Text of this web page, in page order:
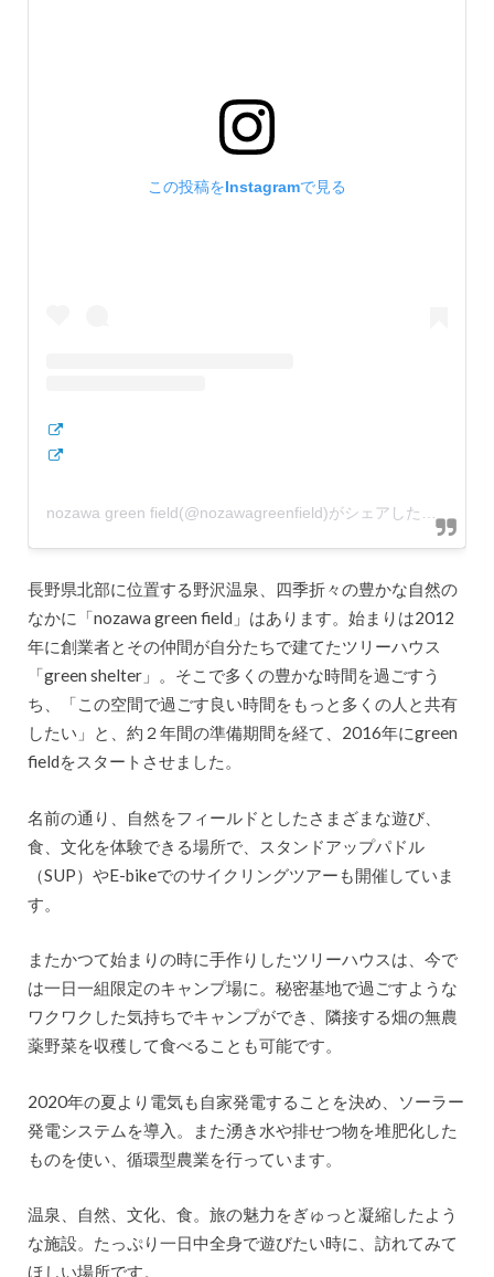
この投稿をInstagramで見る
長野県北部に位置する野沢温泉、四季折々の豊かな自然の
なかに「nozawa green field」はあります。始まりは2012
年に創業者とその仲間が自分たちで建てたツリーハウス
「green shelter」。そこで多くの豊かな時間を過ごすう
ち、「この空間で過ごす良い時間をもっと多くの人と共有
したい」と、約２年間の準備期間を経て、2016年にgreen
fieldをスタートさせました。
名前の通り、自然をフィールドとしたさまざまな遊び、
食、文化を体験できる場所で、スタンドアップパドル
（SUP）やE-bikeでのサイクリングツアーも開催していま
す。
またかつて始まりの時に手作りしたツリーハウスは、今で
は一日一組限定のキャンプ場に。秘密基地で過ごすような
ワクワクした気持ちでキャンプができ、隣接する畑の無農
薬野菜を収穫して食べることも可能です。
2020年の夏より電気も自家発電することを決め、ソーラー
発電システムを導入。また湧き水や排せつ物を堆肥化した
ものを使い、循環型農業を行っています。
温泉、自然、文化、食。旅の魅力をぎゅっと凝縮したよう
な施設。たっぷり一日中全身で遊びたい時に、訪れてみて
ほしい場所です。